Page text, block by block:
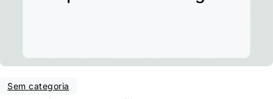
Sem categoria